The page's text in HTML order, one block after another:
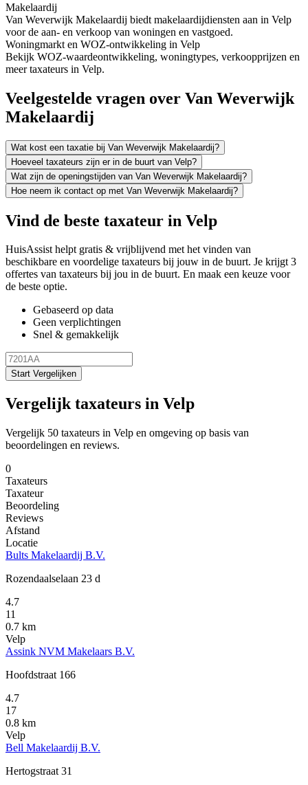
Makelaardij
Van Weverwijk Makelaardij biedt makelaardijdiensten aan in Velp
voor de aan- en verkoop van woningen en vastgoed.
Woningmarkt en WOZ-ontwikkeling in Velp
Bekijk WOZ-waardeontwikkeling, woningtypes, verkoopprijzen en
meer taxateurs in Velp.
Veelgestelde vragen over Van Weverwijk
Makelaardij
Wat kost een taxatie bij Van Weverwijk Makelaardij?
Hoeveel taxateurs zijn er in de buurt van Velp?
Wat zijn de openingstijden van Van Weverwijk Makelaardij?
Hoe neem ik contact op met Van Weverwijk Makelaardij?
Vind de beste taxateur in Velp
HuisAssist helpt gratis & vrijblijvend met het vinden van
beschikbare en voordelige taxateurs bij jouw in de buurt. Je krijgt 3
offertes van taxateurs bij jou in de buurt. En maak een keuze voor
de beste optie.
Gebaseerd op data
Geen verplichtingen
Snel & gemakkelijk
Start Vergelijken
Vergelijk taxateurs in Velp
Vergelijk 50 taxateurs in Velp en omgeving op basis van
beoordelingen en reviews.
0
Taxateurs
Taxateur
Beoordeling
Reviews
Afstand
Locatie
Bults Makelaardij B.V.
Rozendaalselaan 23 d
4.7
11
0.7 km
Velp
Assink NVM Makelaars B.V.
Hoofdstraat 166
4.7
17
0.8 km
Velp
Bell Makelaardij B.V.
Hertogstraat 31